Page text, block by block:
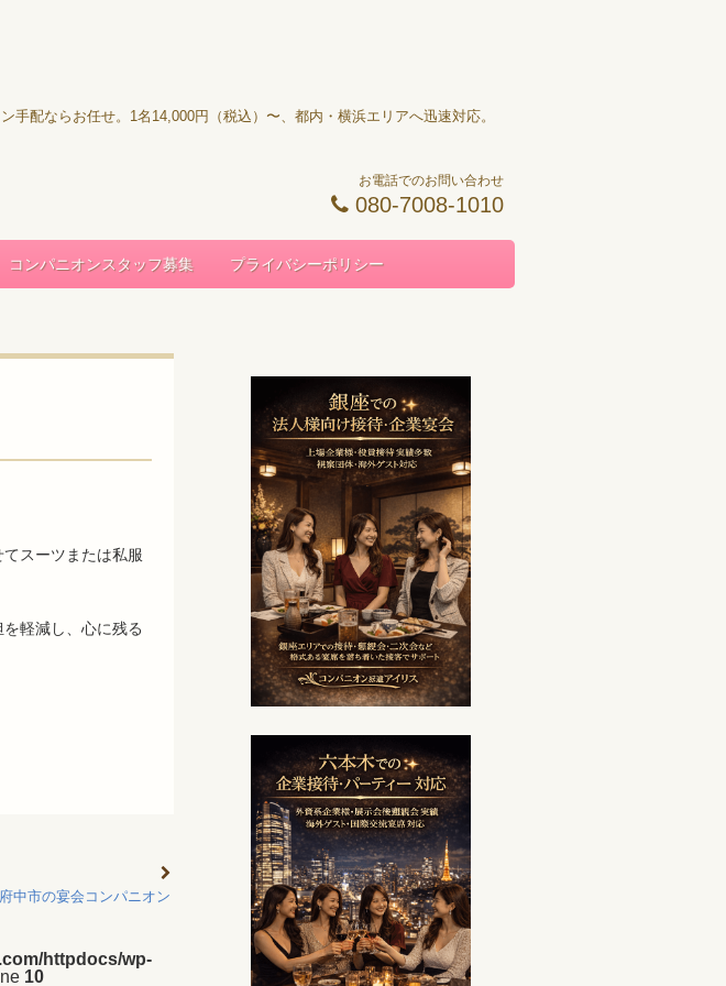
配ならお任せ。1名14,000円（税込）〜、都内・横浜エリアへ迅速対応。
お電話でのお問い合わせ
080-7008-1010
コンパニオンスタッフ募集 プライバシーポリシー
スーツまたは私服
軽減し、心に残る
府中市の宴会コンパニオン
httpdocs/wp-
10